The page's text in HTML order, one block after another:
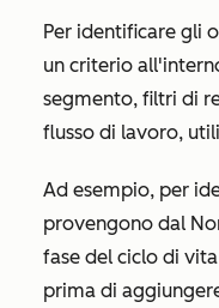
Per identificare gli
un criterio
segmento, filtri di
flusso di lavoro,
Ad esempio, per
provengono dal
fase del ciclo di
prima di